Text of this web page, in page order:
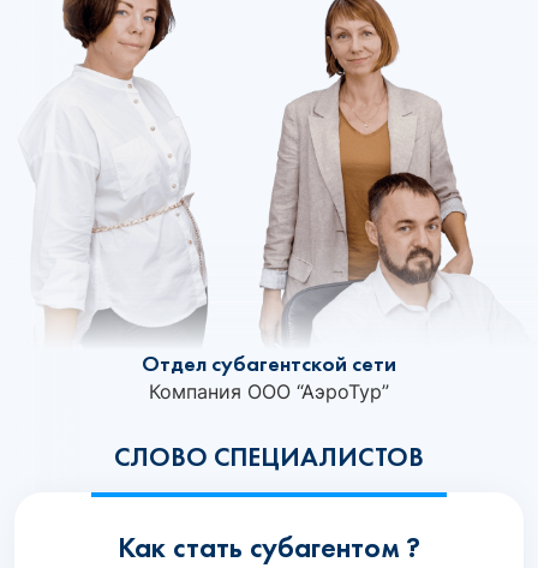
СЛОВО СПЕЦИАЛИСТОВ
Отдел субагентской сети
Компания ООО “АэроТур”
Как стать субагентом ?